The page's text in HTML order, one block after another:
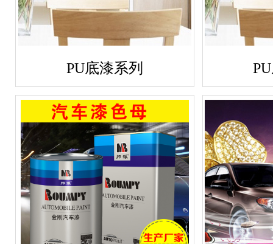
PU底漆系列